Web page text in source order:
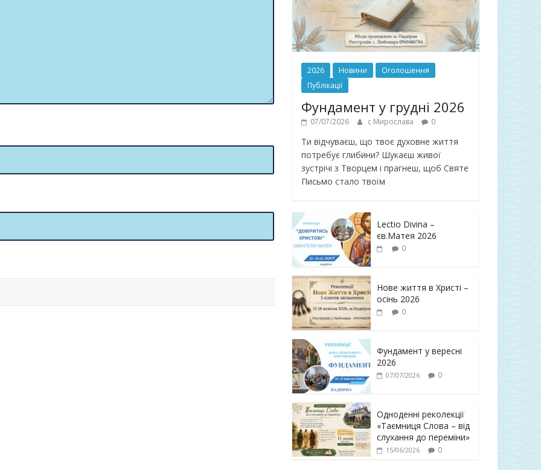
2026 Новини
Оголошення
Публікації
Фундамент у грудні 2026
07/07/2026 с Мирослава 0
Ти відчуваєш, що твоє духовне життя
потребує глибини? Шукаєш живої
зустрічі з Творцем і прагнеш, щоб Святе
Письмо стало твоїм
Lectio Divina –
єв.Матея 2026
0
Нове життя в Христі –
осінь 2026
0
Фундамент у вересні
2026
07/07/2026 0
Одноденні реколекції
«Таємниця Слова – від
слухання до переміни»
15/06/2026 0